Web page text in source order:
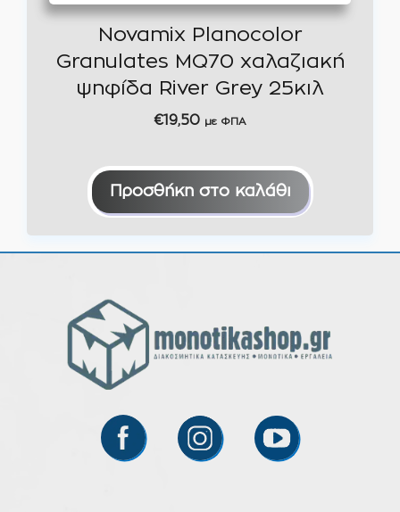
Novamix Planocolor
Granulates MQ70 χαλαζιακή
ψηφίδα River Grey 25κιλ
€19,50 με ΦΠΑ
Προσθήκη στο καλάθι